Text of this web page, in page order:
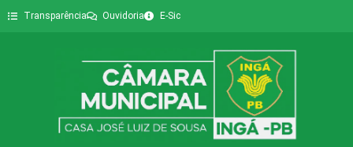
Transparência Ouvidoria E-Sic